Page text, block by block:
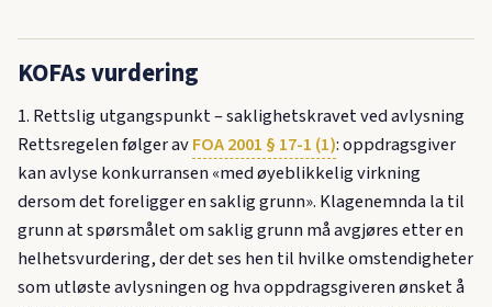
KOFAs vurdering
1. Rettslig utgangspunkt – saklighetskravet ved avlysning
Rettsregelen følger avFOA 2001 § 17-1 (1): oppdragsgiver
kan avlyse konkurransen «med øyeblikkelig virkning
dersom det foreligger en saklig grunn». Klagenemnda la til
grunn at spørsmålet om saklig grunn må avgjøres etter en
helhetsvurdering, der det ses hen til hvilke omstendigheter
som utløste avlysningen og hva oppdragsgiveren ønsket å